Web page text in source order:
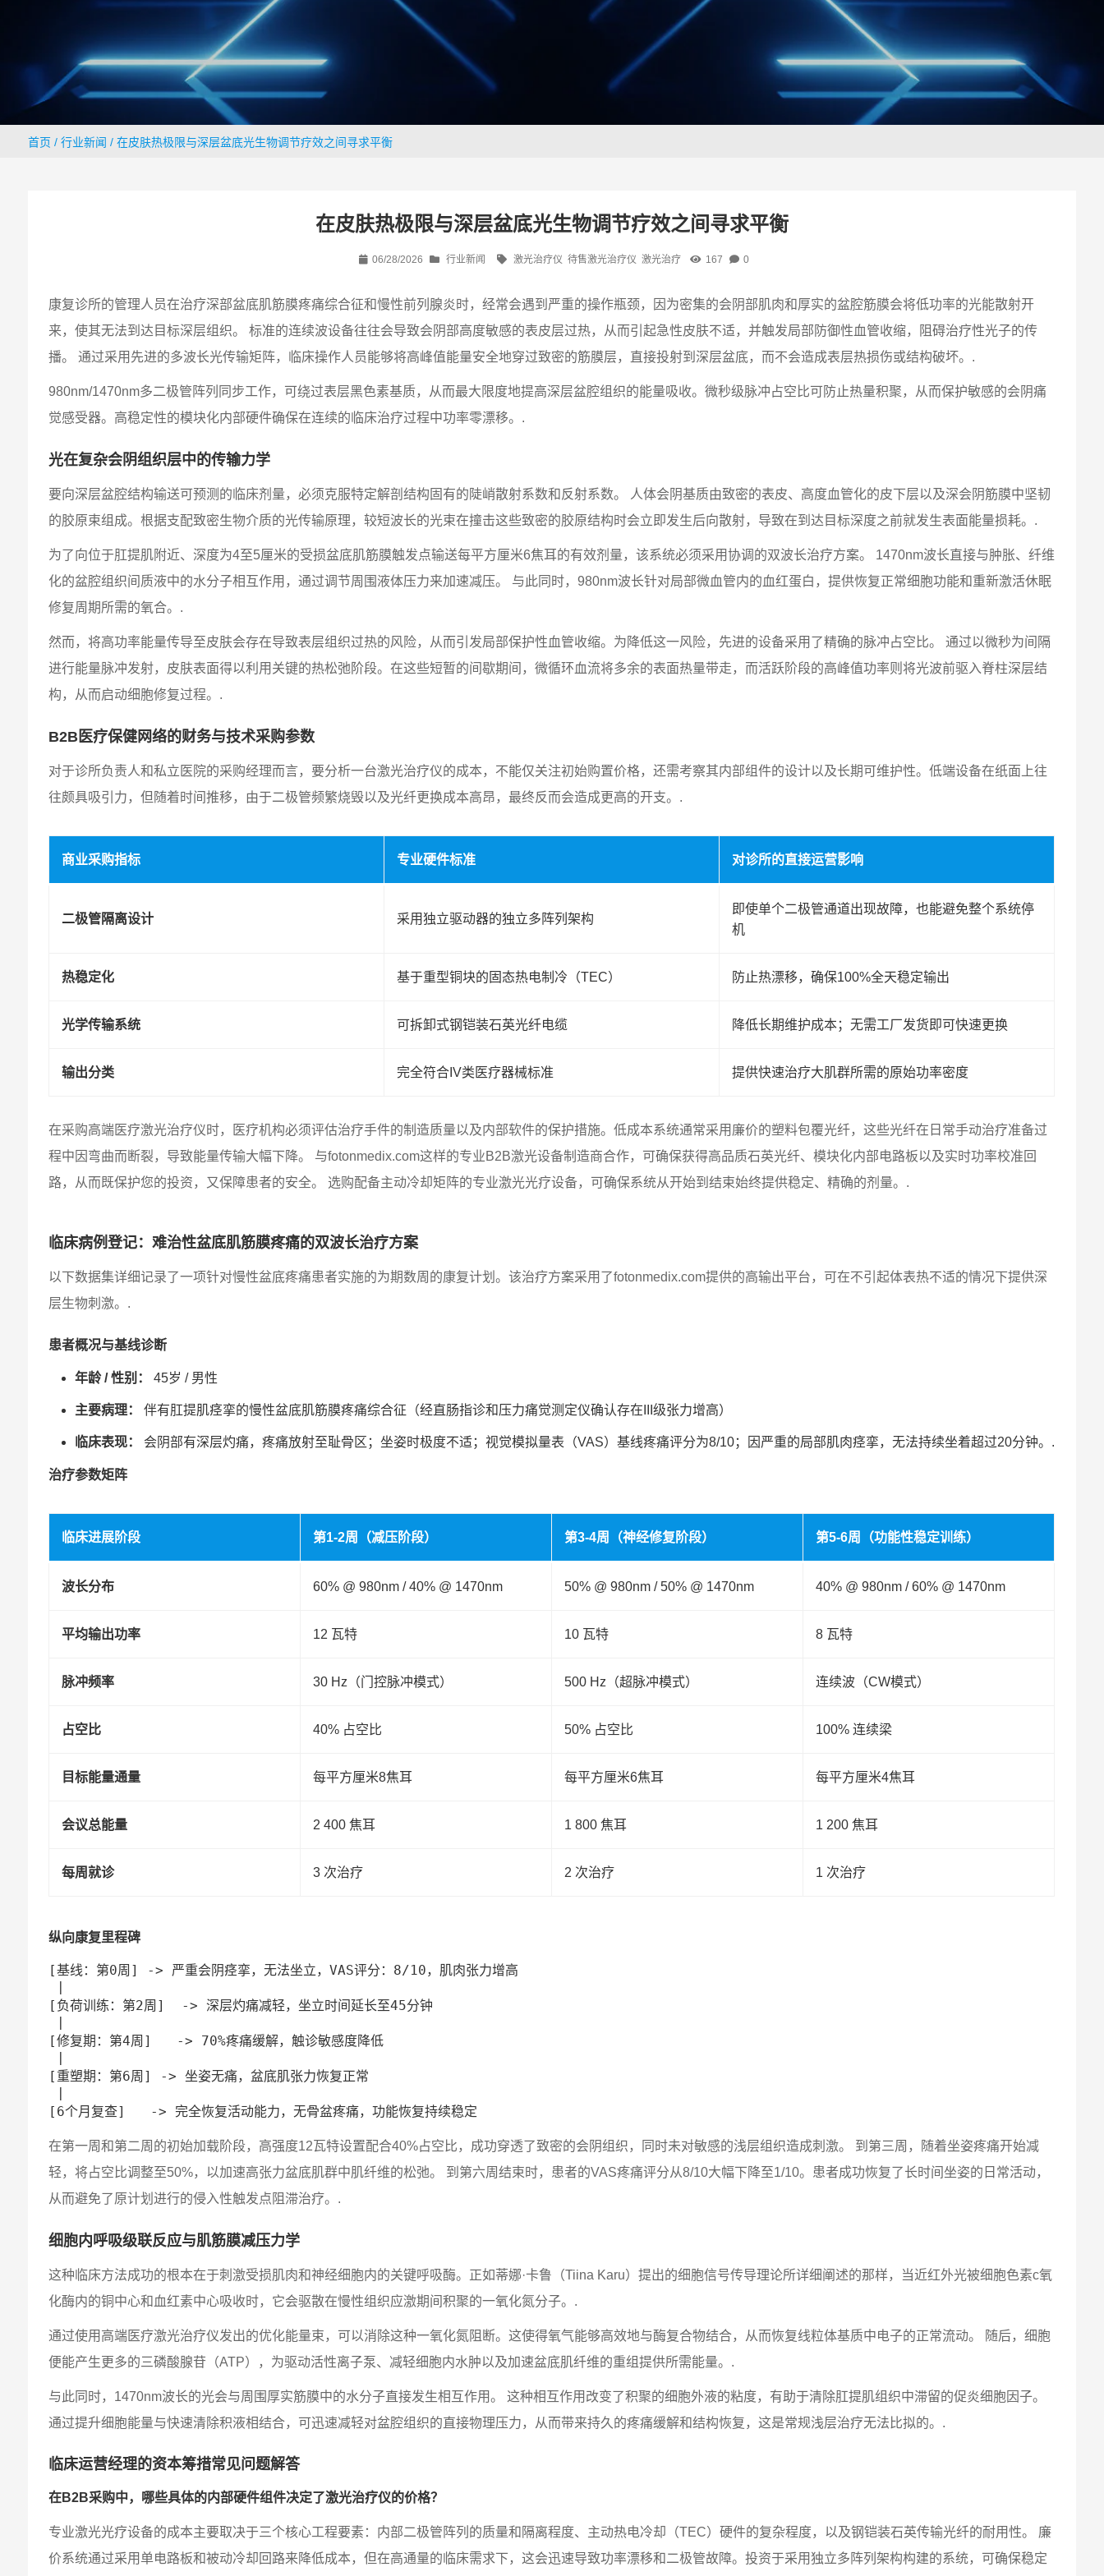
首页 / 行业新闻 / 在皮肤热极限与深层盆底光生物调节疗效之间寻求平衡
在皮肤热极限与深层盆底光生物调节疗效之间寻求平衡
06/28/2026 行业新闻 激光治疗仪 待售激光治疗仪 激光治疗 167 0
康复诊所的管理人员在治疗深部盆底肌筋膜疼痛综合征和慢性前列腺炎时，经常会遇到严重的操作瓶颈，因为密集的会阴部肌肉和厚实的盆腔筋膜会将低功率的光能散射开
来，使其无法到达目标深层组织。 标准的连续波设备往往会导致会阴部高度敏感的表皮层过热，从而引起急性皮肤不适，并触发局部防御性血管收缩，阻碍治疗性光子的传
播。 通过采用先进的多波长光传输矩阵，临床操作人员能够将高峰值能量安全地穿过致密的筋膜层，直接投射到深层盆底，而不会造成表层热损伤或结构破坏。.
980nm/1470nm多二极管阵列同步工作，可绕过表层黑色素基质，从而最大限度地提高深层盆腔组织的能量吸收。微秒级脉冲占空比可防止热量积聚，从而保护敏感的会阴痛
觉感受器。高稳定性的模块化内部硬件确保在连续的临床治疗过程中功率零漂移。.
光在复杂会阴组织层中的传输力学
要向深层盆腔结构输送可预测的临床剂量，必须克服特定解剖结构固有的陡峭散射系数和反射系数。 人体会阴基质由致密的表皮、高度血管化的皮下层以及深会阴筋膜中坚韧
的胶原束组成。根据支配致密生物介质的光传输原理，较短波长的光束在撞击这些致密的胶原结构时会立即发生后向散射，导致在到达目标深度之前就发生表面能量损耗。.
为了向位于肛提肌附近、深度为4至5厘米的受损盆底肌筋膜触发点输送每平方厘米6焦耳的有效剂量，该系统必须采用协调的双波长治疗方案。 1470nm波长直接与肿胀、纤维
化的盆腔组织间质液中的水分子相互作用，通过调节周围液体压力来加速减压。 与此同时，980nm波长针对局部微血管内的血红蛋白，提供恢复正常细胞功能和重新激活休眠
修复周期所需的氧合。.
然而，将高功率能量传导至皮肤会存在导致表层组织过热的风险，从而引发局部保护性血管收缩。为降低这一风险，先进的设备采用了精确的脉冲占空比。 通过以微秒为间隔
进行能量脉冲发射，皮肤表面得以利用关键的热松弛阶段。在这些短暂的间歇期间，微循环血流将多余的表面热量带走，而活跃阶段的高峰值功率则将光波前驱入脊柱深层结
构，从而启动细胞修复过程。.
B2B医疗保健网络的财务与技术采购参数
对于诊所负责人和私立医院的采购经理而言，要分析一台激光治疗仪的成本，不能仅关注初始购置价格，还需考察其内部组件的设计以及长期可维护性。低端设备在纸面上往
往颇具吸引力，但随着时间推移，由于二极管频繁烧毁以及光纤更换成本高昂，最终反而会造成更高的开支。.
商业采购指标 专业硬件标准 对诊所的直接运营影响
二极管隔离设计 采用独立驱动器的独立多阵列架构
即使单个二极管通道出现故障，也能避免整个系统停
机
热稳定化 基于重型铜块的固态热电制冷（TEC） 防止热漂移，确保100%全天稳定输出
光学传输系统 可拆卸式钢铠装石英光纤电缆 降低长期维护成本；无需工厂发货即可快速更换
输出分类 完全符合IV类医疗器械标准 提供快速治疗大肌群所需的原始功率密度
在采购高端医疗激光治疗仪时，医疗机构必须评估治疗手件的制造质量以及内部软件的保护措施。低成本系统通常采用廉价的塑料包覆光纤，这些光纤在日常手动治疗准备过
程中因弯曲而断裂，导致能量传输大幅下降。 与fotonmedix.com这样的专业B2B激光设备制造商合作，可确保获得高品质石英光纤、模块化内部电路板以及实时功率校准回
路，从而既保护您的投资，又保障患者的安全。 选购配备主动冷却矩阵的专业激光光疗设备，可确保系统从开始到结束始终提供稳定、精确的剂量。.
临床病例登记：难治性盆底肌筋膜疼痛的双波长治疗方案
以下数据集详细记录了一项针对慢性盆底疼痛患者实施的为期数周的康复计划。该治疗方案采用了fotonmedix.com提供的高输出平台，可在不引起体表热不适的情况下提供深
层生物刺激。.
患者概况与基线诊断
年龄 / 性别： 45岁 / 男性
主要病理： 伴有肛提肌痉挛的慢性盆底肌筋膜疼痛综合征（经直肠指诊和压力痛觉测定仪确认存在III级张力增高）
临床表现： 会阴部有深层灼痛，疼痛放射至耻骨区；坐姿时极度不适；视觉模拟量表（VAS）基线疼痛评分为8/10；因严重的局部肌肉痉挛，无法持续坐着超过20分钟。.
治疗参数矩阵
临床进展阶段 第1-2周（减压阶段） 第3-4周（神经修复阶段） 第5-6周（功能性稳定训练）
波长分布 60% @ 980nm / 40% @ 1470nm 50% @ 980nm / 50% @ 1470nm 40% @ 980nm / 60% @ 1470nm
平均输出功率 12 瓦特 10 瓦特 8 瓦特
脉冲频率 30 Hz（门控脉冲模式） 500 Hz（超脉冲模式） 连续波（CW模式）
占空比 40% 占空比 50% 占空比 100% 连续梁
目标能量通量 每平方厘米8焦耳 每平方厘米6焦耳 每平方厘米4焦耳
会议总能量 2 400 焦耳 1 800 焦耳 1 200 焦耳
每周就诊 3 次治疗 2 次治疗 1 次治疗
纵向康复里程碑
[基线：第0周] -> 严重会阴痉挛，无法坐立，VAS评分：8/10，肌肉张力增高
[负荷训练：第2周]  -> 深层灼痛减轻，坐立时间延长至45分钟
[修复期：第4周]   -> 70%疼痛缓解，触诊敏感度降低
[重塑期：第6周] -> 坐姿无痛，盆底肌张力恢复正常
在第一周和第二周的初始加载阶段，高强度12瓦特设置配合40%占空比，成功穿透了致密的会阴组织，同时未对敏感的浅层组织造成刺激。 到第三周，随着坐姿疼痛开始减
轻，将占空比调整至50%，以加速高张力盆底肌群中肌纤维的松弛。 到第六周结束时，患者的VAS疼痛评分从8/10大幅下降至1/10。患者成功恢复了长时间坐姿的日常活动，
从而避免了原计划进行的侵入性触发点阻滞治疗。.
细胞内呼吸级联反应与肌筋膜减压力学
这种临床方法成功的根本在于刺激受损肌肉和神经细胞内的关键呼吸酶。正如蒂娜·卡鲁（Tiina Karu）提出的细胞信号传导理论所详细阐述的那样，当近红外光被细胞色素c氧
化酶内的铜中心和血红素中心吸收时，它会驱散在慢性组织应激期间积聚的一氧化氮分子。.
通过使用高端医疗激光治疗仪发出的优化能量束，可以消除这种一氧化氮阻断。这使得氧气能够高效地与酶复合物结合，从而恢复线粒体基质中电子的正常流动。 随后，细胞
便能产生更多的三磷酸腺苷（ATP），为驱动活性离子泵、减轻细胞内水肿以及加速盆底肌纤维的重组提供所需能量。.
与此同时，1470nm波长的光会与周围厚实筋膜中的水分子直接发生相互作用。 这种相互作用改变了积聚的细胞外液的粘度，有助于清除肛提肌组织中滞留的促炎细胞因子。
通过提升细胞能量与快速清除积液相结合，可迅速减轻对盆腔组织的直接物理压力，从而带来持久的疼痛缓解和结构恢复，这是常规浅层治疗无法比拟的。.
临床运营经理的资本筹措常见问题解答
在B2B采购中，哪些具体的内部硬件组件决定了激光治疗仪的价格？
专业激光光疗设备的成本主要取决于三个核心工程要素：内部二极管阵列的质量和隔离程度、主动热电冷却（TEC）硬件的复杂程度，以及钢铠装石英传输光纤的耐用性。 廉
价系统通过采用单电路板和被动冷却回路来降低成本，但在高通量的临床需求下，这会迅速导致功率漂移和二极管故障。投资于采用独立多阵列架构构建的系统，可确保稳定